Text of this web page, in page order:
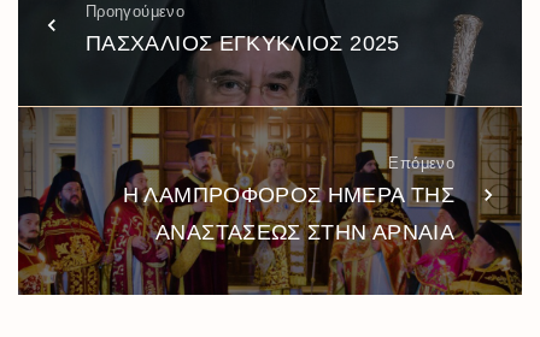
Προηγούμενο
ΠΑΣΧΑΛΙΟΣ ΕΓΚΥΚΛΙΟΣ 2025
Επόμενο
Η ΛΑΜΠΡΟΦΟΡΟΣ ΗΜΕΡΑ ΤΗΣ
ΑΝΑΣΤΑΣΕΩΣ ΣΤΗΝ ΑΡΝΑΙΑ